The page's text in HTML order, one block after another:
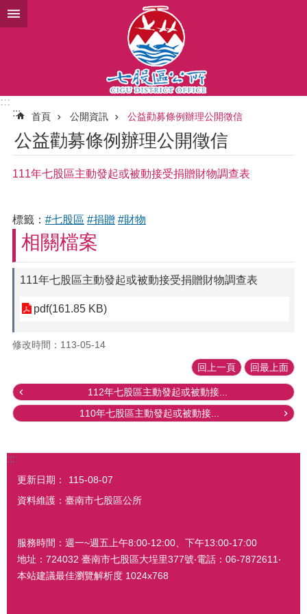
跳到主要內容區塊
:::
:::
首頁 公開資訊 公益勸募條例辦理公開徵信
公益勸募條例辦理公開徵信
111年七股區主動發起或被動接受捐贈財物調查表
標籤： #七股區 #捐贈 #財物
相關檔案
111年七股區主動發起或被動接受捐贈財物調查表
pdf(161.85 KB)
修改時間：113-05-14
回上一頁 回最上面
112年七股區主動發起或被動接...
110年七股區主動發起或被動接...
:::
更新日期：
115-08-07
資料維護：臺南市七股區公所
服務時間：週一~週五上午8:00-12:00、下午13:00-17:00
地址：724032 臺南市七股區大埕里377號‧電話：06-7872611‧
本站建議最佳瀏覽解析度 1024x768